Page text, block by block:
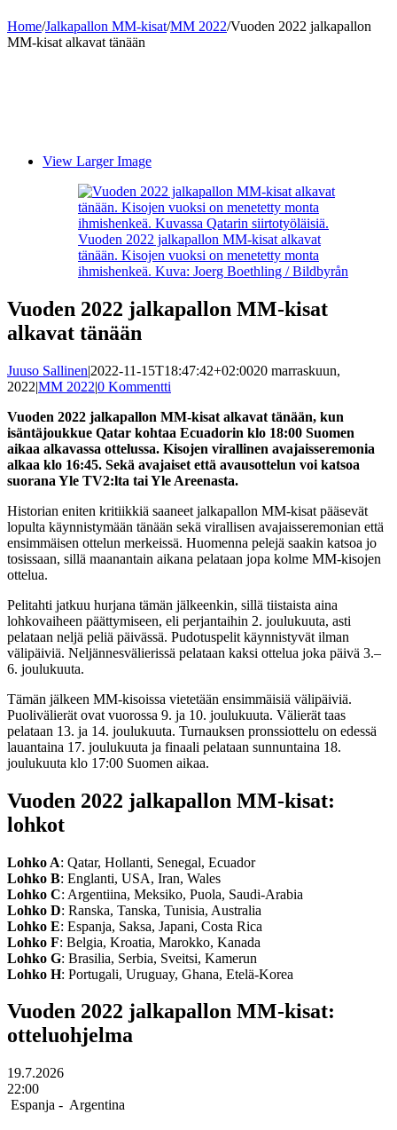
Home/Jalkapallon MM-kisat/MM 2022/Vuoden 2022 jalkapallon
MM-kisat alkavat tänään
View Larger Image
Vuoden 2022 jalkapallon MM-kisat alkavat
tänään. Kisojen vuoksi on menetetty monta
ihmishenkeä. Kuva: Joerg Boethling / Bildbyrån
Vuoden 2022 jalkapallon MM-kisat
alkavat tänään
Juuso Sallinen|2022-11-15T18:47:42+02:0020 marraskuun,
2022|MM 2022|0 Kommentti
Vuoden 2022 jalkapallon MM-kisat alkavat tänään, kun
isäntäjoukkue Qatar kohtaa Ecuadorin klo 18:00 Suomen
aikaa alkavassa ottelussa. Kisojen virallinen avajaisseremonia
alkaa klo 16:45. Sekä avajaiset että avausottelun voi katsoa
suorana Yle TV2:lta tai Yle Areenasta.
Historian eniten kritiikkiä saaneet jalkapallon MM-kisat pääsevät
lopulta käynnistymään tänään sekä virallisen avajaisseremonian että
ensimmäisen ottelun merkeissä. Huomenna pelejä saakin katsoa jo
tosissaan, sillä maanantain aikana pelataan jopa kolme MM-kisojen
ottelua.
Pelitahti jatkuu hurjana tämän jälkeenkin, sillä tiistaista aina
lohkovaiheen päättymiseen, eli perjantaihin 2. joulukuuta, asti
pelataan neljä peliä päivässä. Pudotuspelit käynnistyvät ilman
välipäiviä. Neljännesvälierissä pelataan kaksi ottelua joka päivä 3.–
6. joulukuuta.
Tämän jälkeen MM-kisoissa vietetään ensimmäisiä välipäiviä.
Puolivälierät ovat vuorossa 9. ja 10. joulukuuta. Välierät taas
pelataan 13. ja 14. joulukuuta. Turnauksen pronssiottelu on edessä
lauantaina 17. joulukuuta ja finaali pelataan sunnuntaina 18.
joulukuuta klo 17:00 Suomen aikaa.
Vuoden 2022 jalkapallon MM-kisat:
lohkot
Lohko A: Qatar, Hollanti, Senegal, Ecuador
Lohko B: Englanti, USA, Iran, Wales
Lohko C: Argentiina, Meksiko, Puola, Saudi-Arabia
Lohko D: Ranska, Tanska, Tunisia, Australia
Lohko E: Espanja, Saksa, Japani, Costa Rica
Lohko F: Belgia, Kroatia, Marokko, Kanada
Lohko G: Brasilia, Serbia, Sveitsi, Kamerun
Lohko H: Portugali, Uruguay, Ghana, Etelä-Korea
Vuoden 2022 jalkapallon MM-kisat:
otteluohjelma
19.7.2026
22:00
Espanja - Argentina